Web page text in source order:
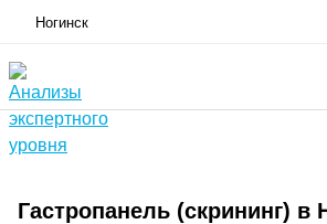
Ногинск
Гастропанель (скрининг) в